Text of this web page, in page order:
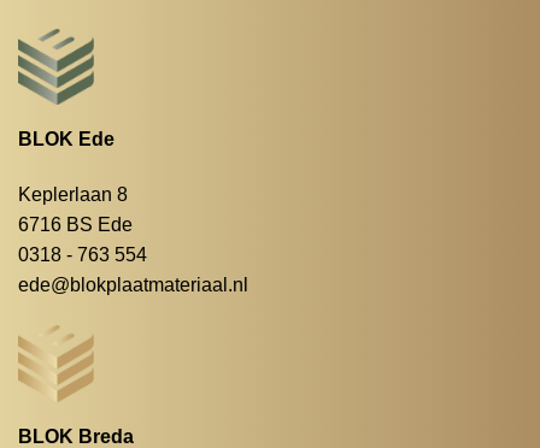
BLOK Ede
Keplerlaan 8
6716 BS Ede
0318 - 763 554
ede@blokplaatmateriaal.nl
BLOK Breda